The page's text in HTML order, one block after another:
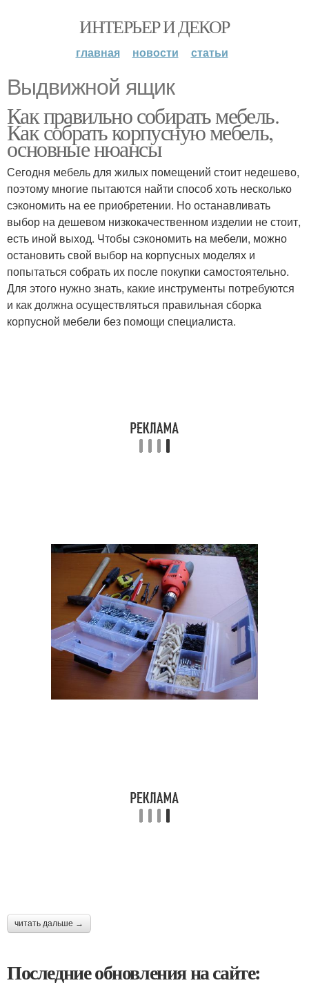
ИНТЕРЬЕР И ДЕКОР
главная новости статьи
Выдвижной ящик
Как правильно собирать мебель.
Как собрать корпусную мебель,
основные нюансы
Сегодня мебель для жилых помещений стоит недешево,
поэтому многие пытаются найти способ хоть несколько
сэкономить на ее приобретении. Но останавливать
выбор на дешевом низкокачественном изделии не стоит,
есть иной выход. Чтобы сэкономить на мебели, можно
остановить свой выбор на корпусных моделях и
попытаться собрать их после покупки самостоятельно.
Для этого нужно знать, какие инструменты потребуются
и как должна осуществляться правильная сборка
корпусной мебели без помощи специалиста.
читать дальше →
Последние обновления на сайте: